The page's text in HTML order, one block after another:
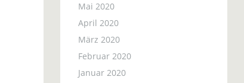
Mai 2020
April 2020
März 2020
Februar 2020
Januar 2020